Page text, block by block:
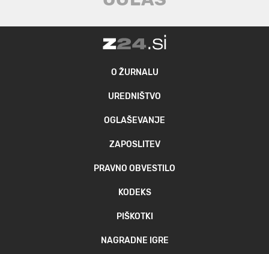
O ŽURNALU
UREDNIŠTVO
OGLAŠEVANJE
ZAPOSLITEV
PRAVNO OBVESTILO
KODEKS
PIŠKOTKI
NAGRADNE IGRE